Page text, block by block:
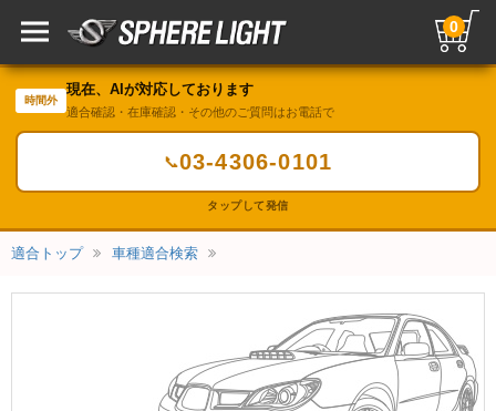
0
時間外
現在、AIが対応しております
適合確認・在庫確認・その他のご質問はお電話で
📞03-4306-0101
タップして発信
適合トップ 車種適合検索